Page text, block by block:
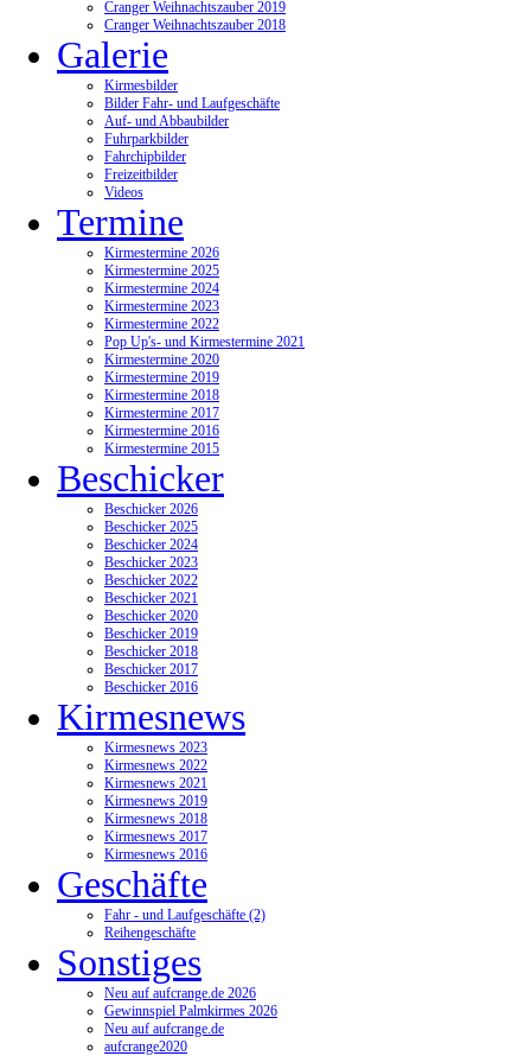
Cranger Weihnachtszauber 2019
Cranger Weihnachtszauber 2018
Galerie
Kirmesbilder
Bilder Fahr- und Laufgeschäfte
Auf- und Abbaubilder
Fuhrparkbilder
Fahrchipbilder
Freizeitbilder
Videos
Termine
Kirmestermine 2026
Kirmestermine 2025
Kirmestermine 2024
Kirmestermine 2023
Kirmestermine 2022
Pop Up's- und Kirmestermine 2021
Kirmestermine 2020
Kirmestermine 2019
Kirmestermine 2018
Kirmestermine 2017
Kirmestermine 2016
Kirmestermine 2015
Beschicker
Beschicker 2026
Beschicker 2025
Beschicker 2024
Beschicker 2023
Beschicker 2022
Beschicker 2021
Beschicker 2020
Beschicker 2019
Beschicker 2018
Beschicker 2017
Beschicker 2016
Kirmesnews
Kirmesnews 2023
Kirmesnews 2022
Kirmesnews 2021
Kirmesnews 2019
Kirmesnews 2018
Kirmesnews 2017
Kirmesnews 2016
Geschäfte
Fahr - und Laufgeschäfte (2)
Reihengeschäfte
Sonstiges
Neu auf aufcrange.de 2026
Gewinnspiel Palmkirmes 2026
Neu auf aufcrange.de
aufcrange2020